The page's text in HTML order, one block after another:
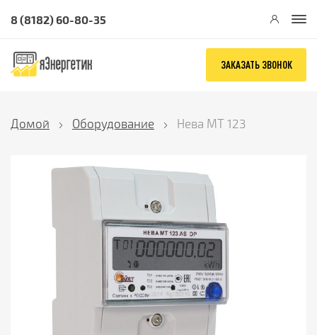
8 (8182) 60-80-35
ЗАКАЗАТЬ ЗВОНОК
Домой Оборудование Нева МТ 123